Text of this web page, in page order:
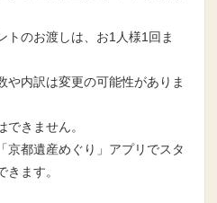
トのお渡しは、お1人様1回ま
や内訳は変更の可能性がありま
できません。
京都遺産めぐり」アプリでスタ
きます。